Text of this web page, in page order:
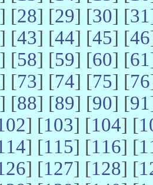
] [28] [29] [30] [31
] [43] [44] [45] [46
] [58] [59] [60] [61
] [73] [74] [75] [76
] [88] [89] [90] [91
] [103] [104] [
] [115] [116] [
] [127] [128] [